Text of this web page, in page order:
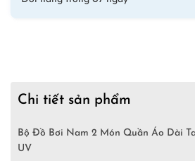
Chi tiết sản phẩm
Bộ Đồ Bơi Nam 2 Món Quần Áo Dài
UV